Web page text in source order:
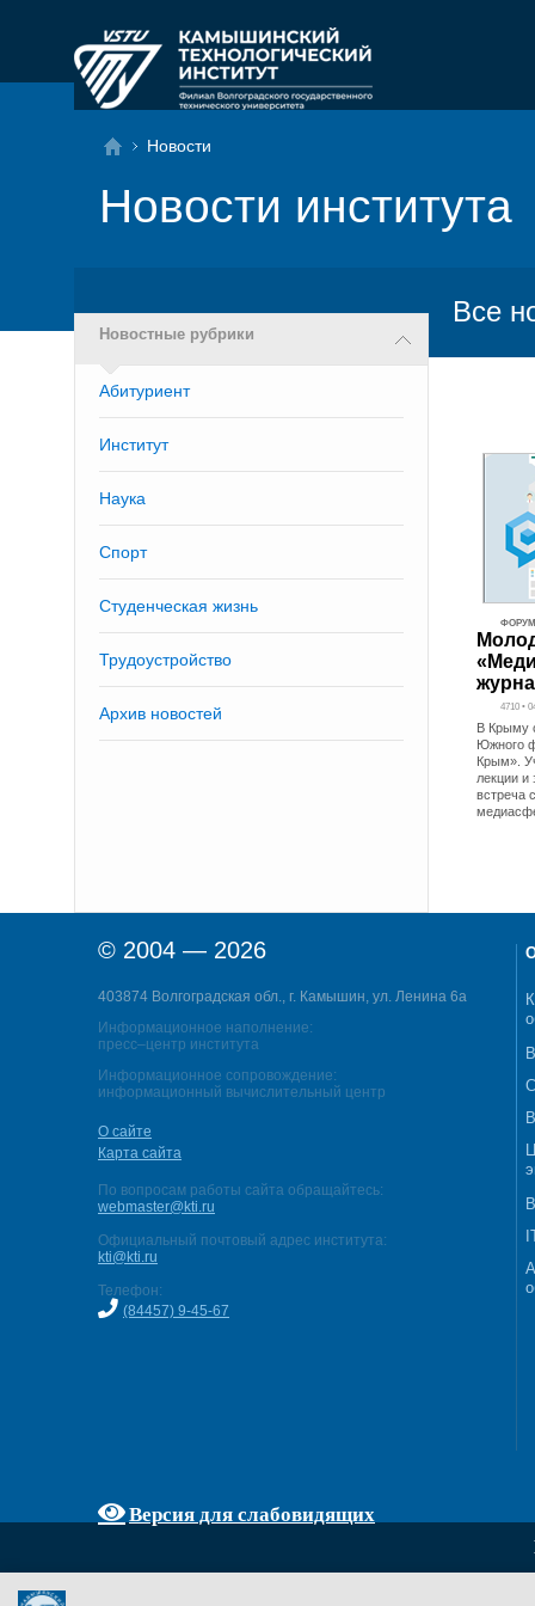
Новости
Новости института
Новостные рубрики
Абитуриент
Институт
Наука
Спорт
Студенческая жизнь
Трудоустройство
Архив новостей
Все
ФОРУМ
4710 •
В Крыму
Южного
Крым».
лекции
встреча
© 2004 — 2026
403874 Волгоградская обл., г. Камышин, ул. Ленина 6а
Информационное наполнение:
пресс–центр института
Информационное сопровождение:
информационный вычислительный центр
О сайте
Карта сайта
По вопросам работы сайта обращайтесь:
webmaster@kti.ru
Официальный почтовый адрес института:
kti@kti.ru
Телефон:
(84457) 9-45-67
Версия для слабовидящих